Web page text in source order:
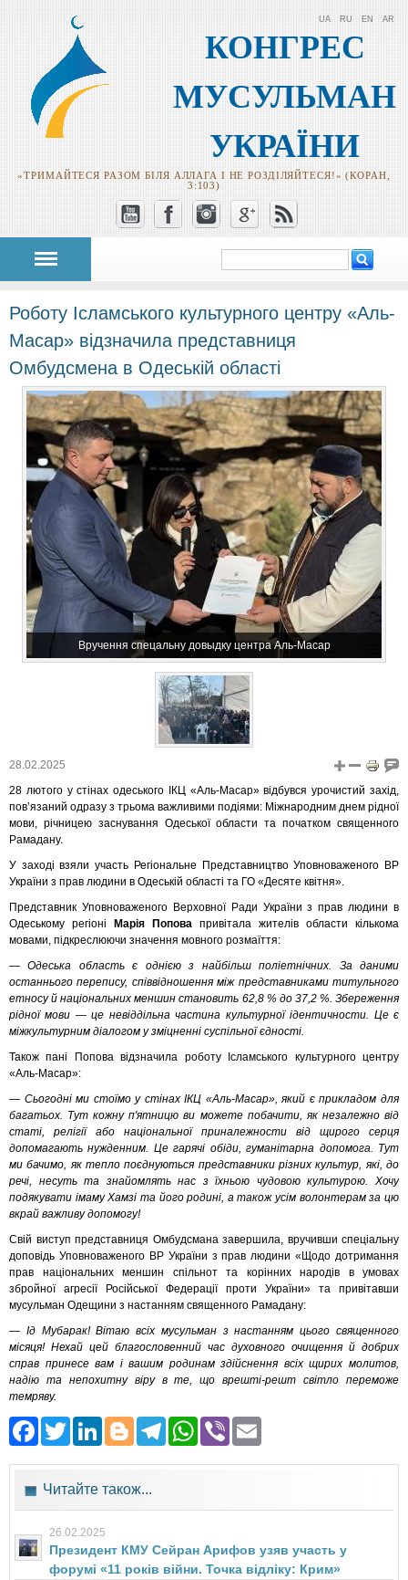
КОНГРЕС
МУСУЛЬМАН
УКРАЇНИ
«ТРИМАЙТЕСЯ РАЗОМ БІЛЯ АЛЛАГА І НЕ РОЗДІЛЯЙТЕСЯ!» (КОРАН,
3:103)
UA RU EN AR
Пошукова
форма
Роботу Ісламського культурного центру «Аль-
Масар» відзначила представниця
Омбудсмена в Одеській області
Вручення спецальну довыдку центра Аль-Масар
28.02.2025
28 лютого у стінах одеського ІКЦ «Аль-Масар» відбувся урочистий захід,
пов’язаний одразу з трьома важливими подіями: Міжнародним днем рідної
мови, річницею заснування Одеської области та початком священного
Рамадану.
У заході взяли участь Регіональне Представництво Уповноваженого ВР
України з прав людини в Одеській області та ГО «Десяте квітня».
Представник Уповноваженого Верховної Ради України з прав людини в
Одеському регіоні
Марія Попова привітала жителів области кількома
мовами, підкреслюючи значення мовного розмаїття:
— Одеська область є однією з найбільш поліетнічних. За даними
останнього перепису, співвідношення між представниками титульного
етносу й національних меншин становить 62,8 % до 37,2 %. Збереження
рідної мови — це невіддільна частина культурної ідентичности. Це є
міжкультурним діалогом у зміцненні суспільної єдності.
Також пані Попова відзначила роботу Ісламського культурного центру
«Аль-Масар»:
— Сьогодні ми стоїмо у стінах ІКЦ «Аль-Масар», який є прикладом для
багатьох. Тут кожну п'ятницю ви можете побачити, як незалежно від
статі, релігії або національної приналежности від щирого серця
допомагають нужденним. Це гарячі обіди, гуманітарна допомога. Тут
ми бачимо, як тепло поєднуються представники різних культур, які, до
речі, несуть та знайомлять нас з їхньою чудовою культурою. Хочу
подякувати імаму Хамзі та його родині, а також усім волонтерам за цю
вкрай важливу допомогу!
Свій виступ представниця Омбудсмана завершила, вручивши спеціальну
доповідь Уповноваженого ВР України з прав людини «Щодо дотримання
прав національних меншин спільнот та корінних народів в умовах
збройної агресії Російської Федерації проти України» та привітавши
мусульман Одещини з настанням священного Рамадану:
— Ід Мубарак! Вітаю всіх мусульман з настанням цього священного
місяця! Нехай цей благословенний час духовного очищення й добрих
справ принесе вам і вашим родинам здійснення всіх щирих молитов,
надію та непохитну віру в те, що врешті-решт світло переможе
темряву.
Facebook
Twitter
LinkedIn
Blogger
Telegram
WhatsApp
Viber
Читайте також...
26.02.2025
Президент КМУ Сейран Арифов узяв участь у
форумі «11 років війни. Точка відліку: Крим»